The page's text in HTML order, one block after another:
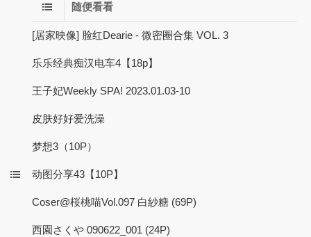
随便看看
[居家映像] 脸红Dearie - 微密圈合集 VOL. 3
乐乐经典痴汉电车4【18p】
王子妃Weekly SPA! 2023.01.03-10
皮肤好好爱洗澡
梦想3（10P）
动图分享43【10P】
Coser@桜桃喵Vol.097 白紗糖 (69P)
西園さくや 090622_001 (24P)